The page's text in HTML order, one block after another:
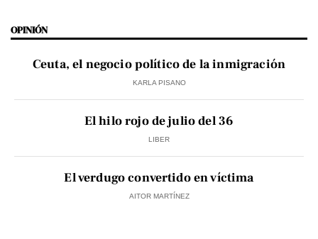
OPINIÓN
Ceuta, el negocio político de la inmigración
KARLA PISANO
El hilo rojo de julio del 36
LIBER
El verdugo convertido en víctima
AITOR MARTÍNEZ